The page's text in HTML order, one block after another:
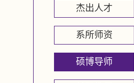
杰出人才
系所师资
硕博导师